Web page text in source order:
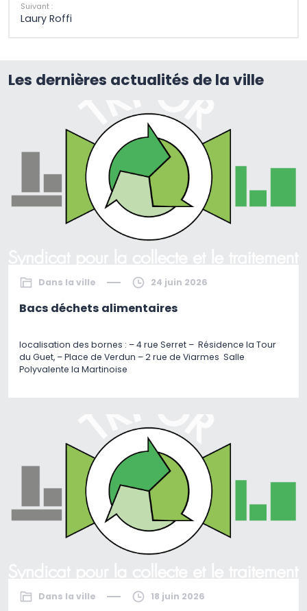
Suivant :
Laury Roffi
Les dernières actualités de la ville
Dans la ville 24 juin 2026
Bacs déchets alimentaires
localisation des bornes : – 4 rue Serret – Résidence la Tour
du Guet, – Place de Verdun – 2 rue de Viarmes Salle
Polyvalente la Martinoise
Dans la ville 18 juin 2026